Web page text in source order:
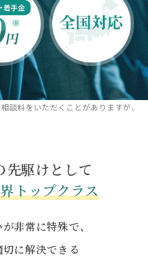
談料をいただくことがありますが、
先駆けとして
トップクラス
非常に特殊で、
に解決できる